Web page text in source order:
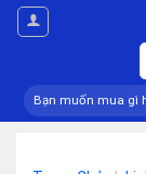
Skip
Tìm
kiếm: